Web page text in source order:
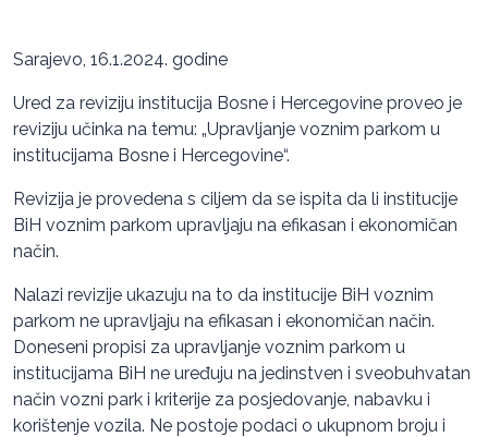
Sarajevo, 16.1.2024. godine
Ured za reviziju institucija Bosne i Hercegovine proveo je
reviziju učinka na temu: „Upravljanje voznim parkom u
institucijama Bosne i Hercegovine“.
Revizija je provedena s ciljem da se ispita da li institucije
BiH voznim parkom upravljaju na efikasan i ekonomičan
način.
Nalazi revizije ukazuju na to da institucije BiH voznim
parkom ne upravljaju na efikasan i ekonomičan način.
Doneseni propisi za upravljanje voznim parkom u
institucijama BiH ne uređuju na jedinstven i sveobuhvatan
način vozni park i kriterije za posjedovanje, nabavku i
korištenje vozila. Ne postoje podaci o ukupnom broju i